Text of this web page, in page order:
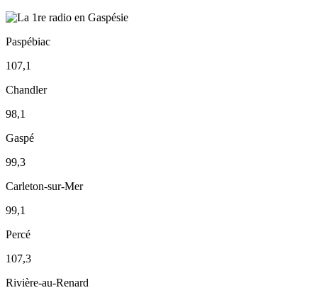
Paspébiac
107,1
Chandler
98,1
Gaspé
99,3
Carleton-sur-Mer
99,1
Percé
107,3
Rivière-au-Renard